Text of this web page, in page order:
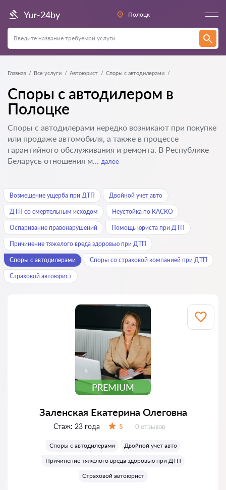
Yur-24by Полоцк
Главная Все услуги Автоюрист Споры с автодилерами
Споры с автодилером в
Полоцке
Споры с автодилерами нередко возникают при покупке
или продаже автомобиля, а также в процессе
гарантийного обслуживания и ремонта. В Республике
Беларусь отношения м... далее
Возмещение ущерба при ДТП Двойной учет авто
ДТП со смертельным исходом Неустойка по КАСКО
Оспаривание правонарушений Помощь юриста при ДТП
Причинение тяжелого вреда здоровью при ДТП
Споры с автодилерами Споры со страховой компанией при ДТП
Страховой автоюрист
PREMIUM
Заленская Екатерина Олеговна
Стаж: 23 года 5 Отзывов:
0 отзывов
Споры с автодилерами
Двойной учет авто
Причинение тяжелого вреда здоровью при ДТП
Страховой автоюрист